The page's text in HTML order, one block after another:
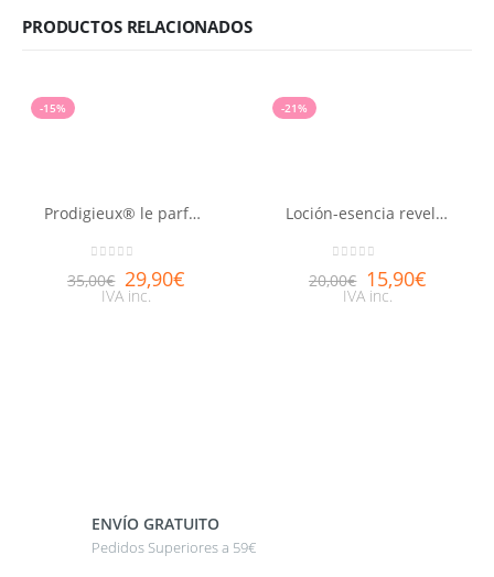
PRODUCTOS RELACIONADOS
-15%
Prodigieux® le parfum NUXE 30ml
out of 5
35,00€ 29,90€
IVA inc.
-21%
Loción-esencia reveladora de belleza Aquabella®
out of 5
20,00€ 15,90€
IVA inc.
ENVÍO GRATUITO
Pedidos Superiores a 59€